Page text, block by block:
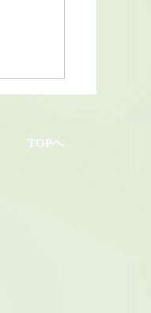
TOPへ